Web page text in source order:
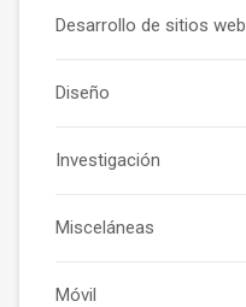
Desarrollo de sitios web
Diseño
Investigación
Misceláneas
Móvil